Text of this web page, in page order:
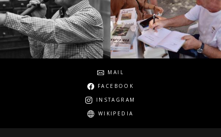
MAIL
FACEBOOK
INSTAGRAM
WIKIPEDIA